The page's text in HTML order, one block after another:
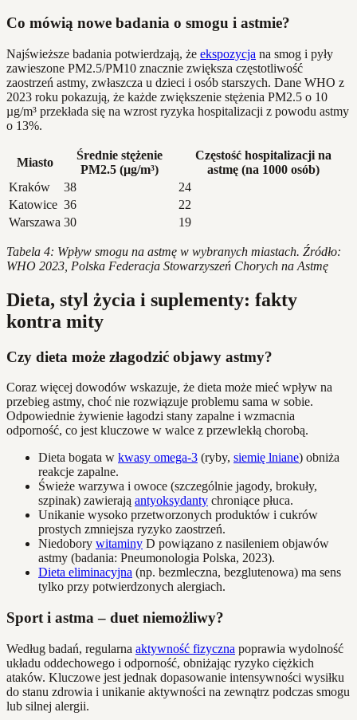
Co mówią nowe badania o smogu i astmie?
Najświeższe badania potwierdzają, że ekspozycja na smog i pyły
zawieszone PM2.5/PM10 znacznie zwiększa częstotliwość
zaostrzeń astmy, zwłaszcza u dzieci i osób starszych. Dane WHO z
2023 roku pokazują, że każde zwiększenie stężenia PM2.5 o 10
µg/m³ przekłada się na wzrost ryzyka hospitalizacji z powodu astmy
o 13%.
Miasto
Średnie stężenie
PM2.5 (µg/m³)
Częstość hospitalizacji na
astmę (na 1000 osób)
Kraków
38
24
Katowice 36
22
Warszawa 30 19
Tabela 4: Wpływ smogu na astmę w wybranych miastach. Źródło:
WHO 2023, Polska Federacja Stowarzyszeń Chorych na Astmę
Dieta, styl życia i suplementy: fakty
kontra mity
Czy dieta może złagodzić objawy astmy?
Coraz więcej dowodów wskazuje, że dieta może mieć wpływ na
przebieg astmy, choć nie rozwiązuje problemu sama w sobie.
Odpowiednie żywienie łagodzi stany zapalne i wzmacnia
odporność, co jest kluczowe w walce z przewlekłą chorobą.
Dieta bogata w kwasy omega-3 (ryby, siemię lniane) obniża
reakcje zapalne.
Świeże warzywa i owoce (szczególnie jagody, brokuły,
szpinak) zawierają antyoksydanty chroniące płuca.
Unikanie wysoko przetworzonych produktów i cukrów
prostych zmniejsza ryzyko zaostrzeń.
Niedobory witaminy D powiązano z nasileniem objawów
astmy (badania: Pneumonologia Polska, 2023).
Dieta eliminacyjna (np. bezmleczna, bezglutenowa) ma sens
tylko przy potwierdzonych alergiach.
Sport i astma – duet niemożliwy?
Według badań, regularna aktywność fizyczna poprawia wydolność
układu oddechowego i odporność, obniżając ryzyko ciężkich
ataków. Kluczowe jest jednak dopasowanie intensywności wysiłku
do stanu zdrowia i unikanie aktywności na zewnątrz podczas smogu
lub silnej alergii.